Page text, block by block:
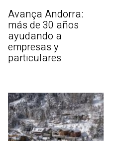
Avança Andorra:
más de 30 años
ayudando a
empresas y
particulares